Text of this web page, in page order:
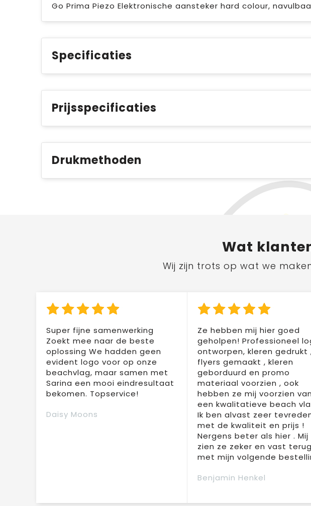
Go Prima Piezo Elektronische aansteker hard colour,
Specificaties
Prijsspecificaties
Drukmethoden
Wat
Wij zijn trots op wat we
Super fijne samenwerking
Zoekt mee naar de beste
oplossing We hadden geen
evident logo voor op onze
beachvlag, maar samen met
Sarina een mooi eindresultaat
bekomen. Topservice!
Daisy Moons
Ze hebben mij hier goed
geholpen! Professioneel
ontworpen, kleren gedrukt
flyers gemaakt , kleren
geborduurd en promo
materiaal voorzien , ook
hebben ze mij voorzien van
een kwalitatieve beach
Ik ben alvast zeer
met de kwaliteit en prijs !
Nergens beter als hier . Mij
zien ze zeker en vast terug
met mijn volgende
Benjamin Henkel